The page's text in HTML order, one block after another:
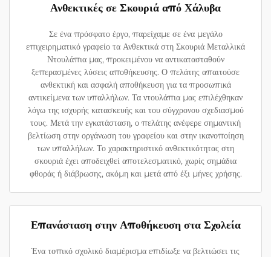
Ανθεκτικές σε Σκουριά από Χάλυβα
Σε ένα πρόσφατο έργο, παρείχαμε σε ένα μεγάλο
επιχειρηματικό γραφείο τα Ανθεκτικά στη Σκουριά Μεταλλικά
Ντουλάπια μας, προκειμένου να αντικατασταθούν
ξεπερασμένες λύσεις αποθήκευσης. Ο πελάτης απαιτούσε
ανθεκτική και ασφαλή αποθήκευση για τα προσωπικά
αντικείμενα των υπαλλήλων. Τα ντουλάπια μας επιλέχθηκαν
λόγω της ισχυρής κατασκευής και του σύγχρονου σχεδιασμού
τους. Μετά την εγκατάσταση, ο πελάτης ανέφερε σημαντική
βελτίωση στην οργάνωση του γραφείου και στην ικανοποίηση
των υπαλλήλων. Το χαρακτηριστικό ανθεκτικότητας στη
σκουριά έχει αποδειχθεί αποτελεσματικό, χωρίς σημάδια
φθοράς ή διάβρωσης, ακόμη και μετά από έξι μήνες χρήσης.
Επανάσταση στην Αποθήκευση στα Σχολεία
Ένα τοπικό σχολικό διαμέρισμα επιδίωξε να βελτιώσει τις